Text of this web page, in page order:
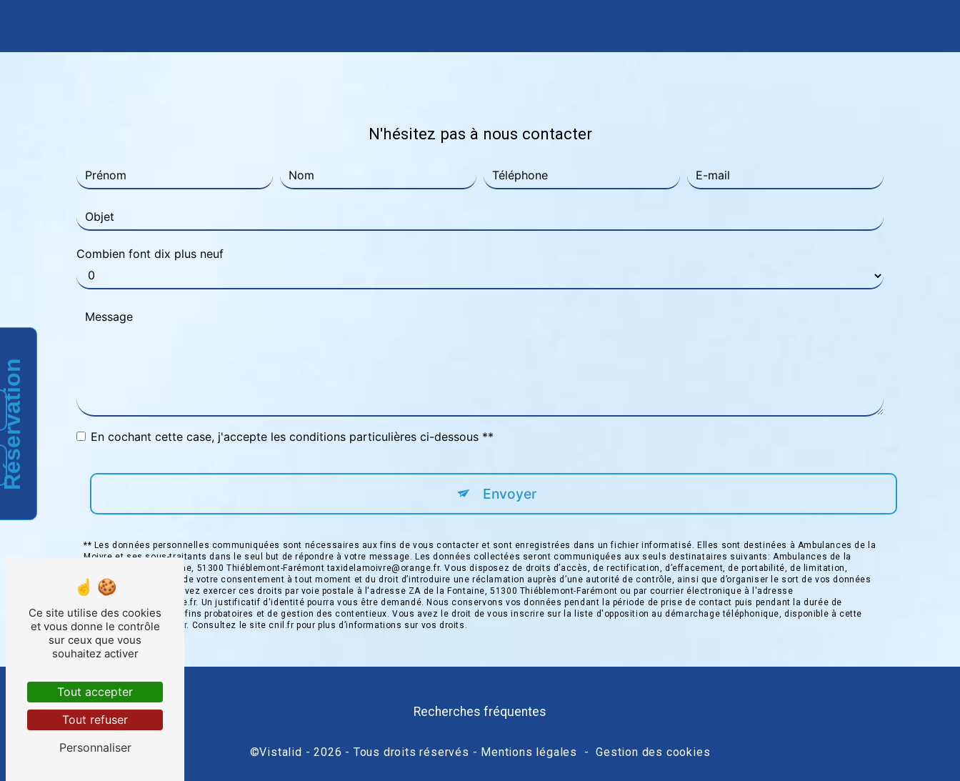
N'hésitez pas à nous contacter
Combien font dix plus neuf
En cochant cette case, j'accepte les conditions particulières ci-dessous **
Envoyer
** Les données personnelles communiquées sont nécessaires aux fins de vous contacter et sont enregistrées dans un fichier informatisé. Elles sont destinées à Ambulances de la
Moivre et ses sous-traitants dans le seul but de répondre à votre message. Les données collectées seront communiquées aux seuls destinataires suivants: Ambulances de la
Moivre ZA de la Fontaine, 51300 Thiéblemont-Farémont taxidelamoivre@orange.fr. Vous disposez de droits d’accès, de rectification, d’effacement, de portabilité, de limitation,
d’opposition, de retrait de votre consentement à tout moment et du droit d’introduire une réclamation auprès d’une autorité de contrôle, ainsi que d’organiser le sort de vos données
post-mortem. Vous pouvez exercer ces droits par voie postale à l'adresse ZA de la Fontaine, 51300 Thiéblemont-Farémont ou par courrier électronique à l'adresse
taxidelamoivre@orange.fr. Un justificatif d'identité pourra vous être demandé. Nous conservons vos données pendant la période de prise de contact puis pendant la durée de
prescription légale aux fins probatoires et de gestion des contentieux. Vous avez le droit de vous inscrire sur la liste d'opposition au démarchage téléphonique, disponible à cette
adresse:Bloctel.gouv.fr. Consultez le site cnil.fr pour plus d’informations sur vos droits.
Recherches fréquentes
©Vistalid - 2026 - Tous droits réservés - Mentions légales -Gestion des cookies
Réservation
Ce site utilise des cookies
et vous donne le contrôle
sur ceux que vous
souhaitez activer
Tout accepter
Tout refuser
Personnaliser